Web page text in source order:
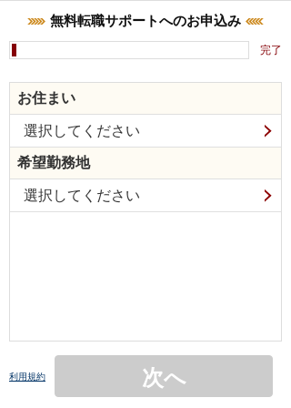
無料転職サポートへのお申込み
完了
お住まい
選択してください
希望勤務地
選択してください
利用規約 次へ